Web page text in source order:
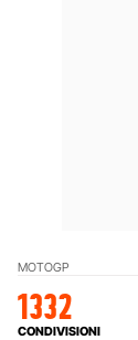
MOTOGP
1332
CONDIVISIONI